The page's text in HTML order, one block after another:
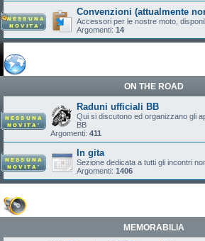
Convenzioni (attualmente
Accessori per le nostre moto,
Argomenti: 14
ON THE ROAD
Raduni ufficiali BB
Qui si discutono ed organizzano gli
BB
Argomenti: 411
In gita
Sezione dedicata a tutti gli incontri
Argomenti: 1406
MEMORABILIA